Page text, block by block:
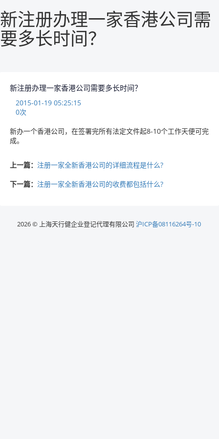
新注册办理一家香港公司需
要多长时间？
新注册办理一家香港公司需要多长时间？
2015-01-19 05:25:15
0次
新办一个香港公司，在签署完所有法定文件起8-10个工作天便可完
成。
上一篇： 注册一家全新香港公司的详细流程是什么?
下一篇： 注册一家全新香港公司的收费都包括什么?
2026 © 上海天行健企业登记代理有限公司 沪ICP备08116264号-10